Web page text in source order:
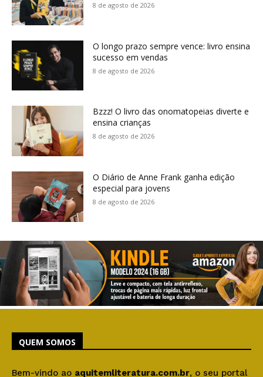
8 de agosto de 2026
O longo prazo sempre vence: livro ensina
sucesso em vendas
8 de agosto de 2026
Bzzz! O livro das onomatopeias diverte e
ensina crianças
8 de agosto de 2026
O Diário de Anne Frank ganha edição
especial para jovens
8 de agosto de 2026
QUEM SOMOS
Bem-vindo ao aquitemliteratura.com.br, o seu portal